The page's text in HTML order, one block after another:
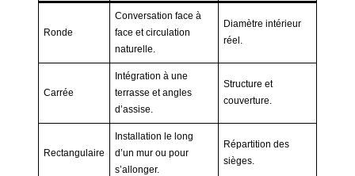
Ronde
Conversation face à
face et circulation
naturelle.
Diamètre intérieur
réel.
Carrée
Intégration à une
terrasse et angles
d’assise.
Structure et
couverture.
Rectangulaire
Installation le long
d’un mur ou pour
s’allonger.
Répartition des
sièges.